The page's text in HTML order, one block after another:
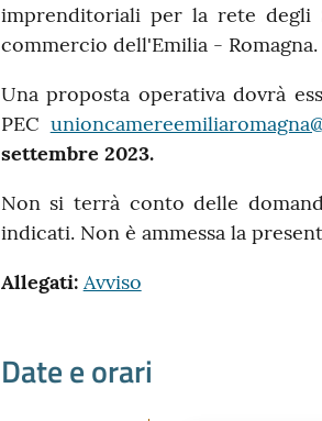
imprenditoriali per la rete degli
commercio dell'Emilia - Romagna.
Una proposta operativa dovrà
PEC
settembre 2023.
Non si terrà conto delle
indicati. Non è ammessa la
Allegati: Avviso
Date e orari